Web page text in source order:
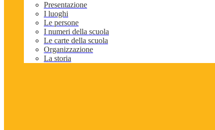
Presentazione
I luoghi
Le persone
I numeri della scuola
Le carte della scuola
Organizzazione
La storia